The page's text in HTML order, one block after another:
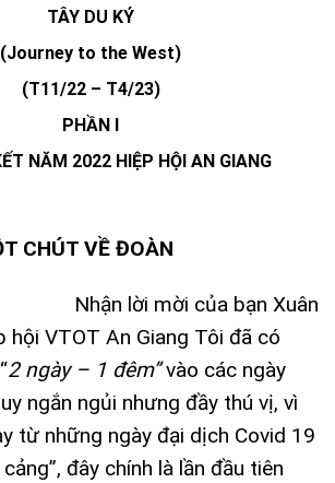
TÂY DU KÝ
(Journey to the West)
(T11/22 – T4/23)
PHẦN I
NĂM 2022 HIỆP HỘI AN GIANG
CHÚT VỀ ĐOÀN
Nhận lời mời của bạn Xuân
hội VTOT An Giang Tôi đã có
2 ngày – 1 đêm”vào các ngày
ngắn ngủi nhưng đầy thú vị, vì
từ những ngày đại dịch Covid 19
đây chính là lần đầu tiên